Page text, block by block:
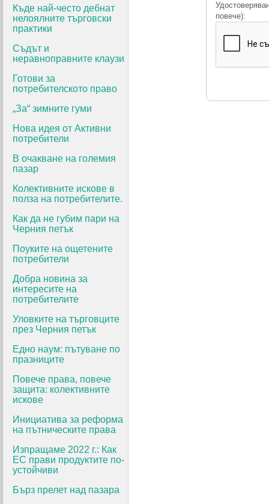
Къде най-често дебнат
нелоялните търговски
практики
Съдът и
неравноправните клаузи
Готови за
потребителското право
„За“ зимните гуми
Нова идея от Активни
потребители
В очакване на големия
пазар
Колективните искове в
полза на потребителите.
Как да не губим пари на
Черния петък
Поуките на ощетените
потребители
Добра новина за
интересите на
потребителите
Уловките на търговците
през Черния петък
Едно наум: пътуване по
празниците
Повече права, повече
защита: колективните
искове
Инициатива за реформа
на пътническите права
Изпращаме 2022 г.: Как
ЕС прави продуктите по-
устойчиви
Бърз прелет над пазара
повече):